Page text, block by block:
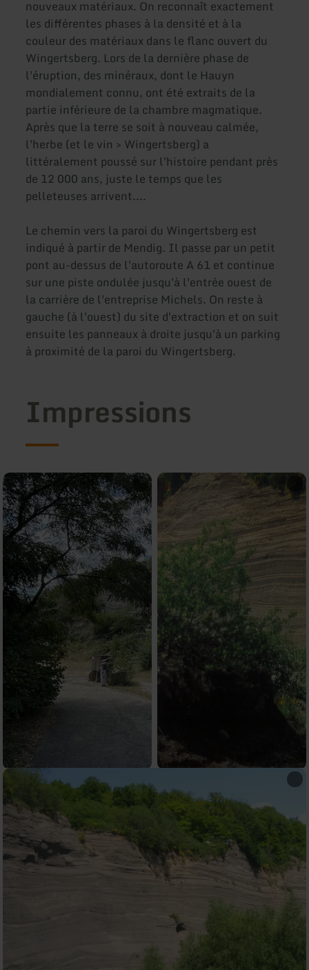
nouveaux matériaux. On reconnaît exactement
les différentes phases à la densité et à la
couleur des matériaux dans le flanc ouvert du
Wingertsberg. Lors de la dernière phase de
l'éruption, des minéraux, dont le Hauyn
mondialement connu, ont été extraits de la
partie inférieure de la chambre magmatique.
Après que la terre se soit à nouveau calmée,
l'herbe (et le vin > Wingertsberg) a
littéralement poussé sur l'histoire pendant près
de 12 000 ans, juste le temps que les
pelleteuses arrivent....
Le chemin vers la paroi du Wingertsberg est
indiqué à partir de Mendig. Il passe par un petit
pont au-dessus de l'autoroute A 61 et continue
sur une piste ondulée jusqu'à l'entrée ouest de
la carrière de l'entreprise Michels. On reste à
gauche (à l'ouest) du site d'extraction et on suit
ensuite les panneaux à droite jusqu'à un parking
à proximité de la paroi du Wingertsberg.
Impressions